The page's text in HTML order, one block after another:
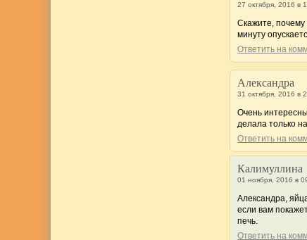
27 октября, 2016 в
Скажите, почему
минуту
Ответить на
Александра
31 октября, 2016 в
Очень
делала только
Ответить на
Калимуллина
01 ноября, 2016 в
Александра,
если вам
печь.
Ответить на